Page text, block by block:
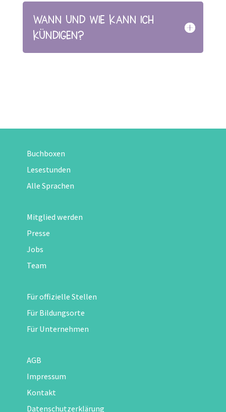
Wann und wie kann ich
kündigen?
Buchboxen
Lesestunden
Alle Sprachen
Mitglied werden
Presse
Jobs
Team
Für offizielle Stellen
Für Bildungsorte
Für Unternehmen
AGB
Impressum
Kontakt
Datenschutzerklärung